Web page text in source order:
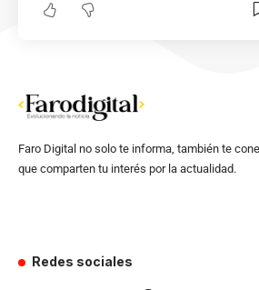
Faro Digital no solo te informa, también te
que comparten tu interés por la actualidad.
Redes sociales